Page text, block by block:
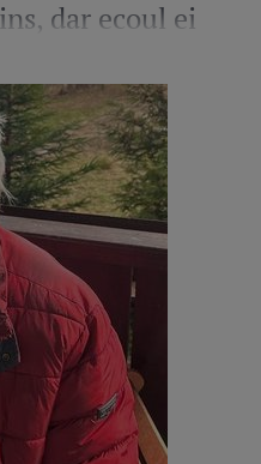
dar ecoul ei